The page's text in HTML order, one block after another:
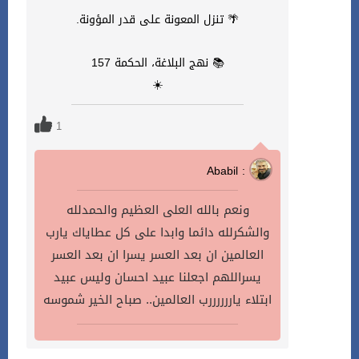
🌴 تنزل المعونة على قدر المؤونة.
📚 نهج البلاغة، الحكمة 157
☀️
1
Ababil :
ونعم بالله العلى العظيم والحمدلله
والشكرلله دائما وابدا على كل عطاياك يارب
العالمين ان بعد العسر يسرا ان بعد العسر
يسراللهم اجعلنا عبيد احسان وليس عبيد
ابتلاء ياررررررب العالمين.. صباح الخير شموسه